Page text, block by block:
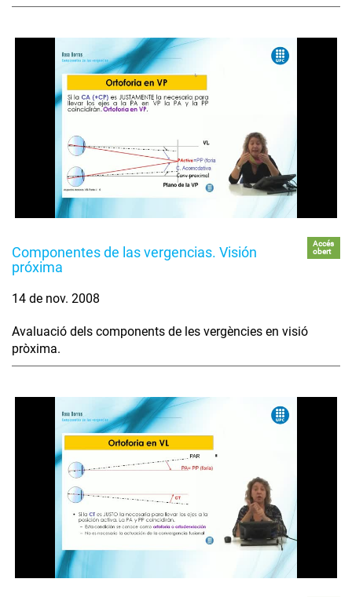
Componentes de las vergencias. Visión
próxima
Accés
obert
14 de nov. 2008
Avaluació dels components de les vergències en visió
pròxima.